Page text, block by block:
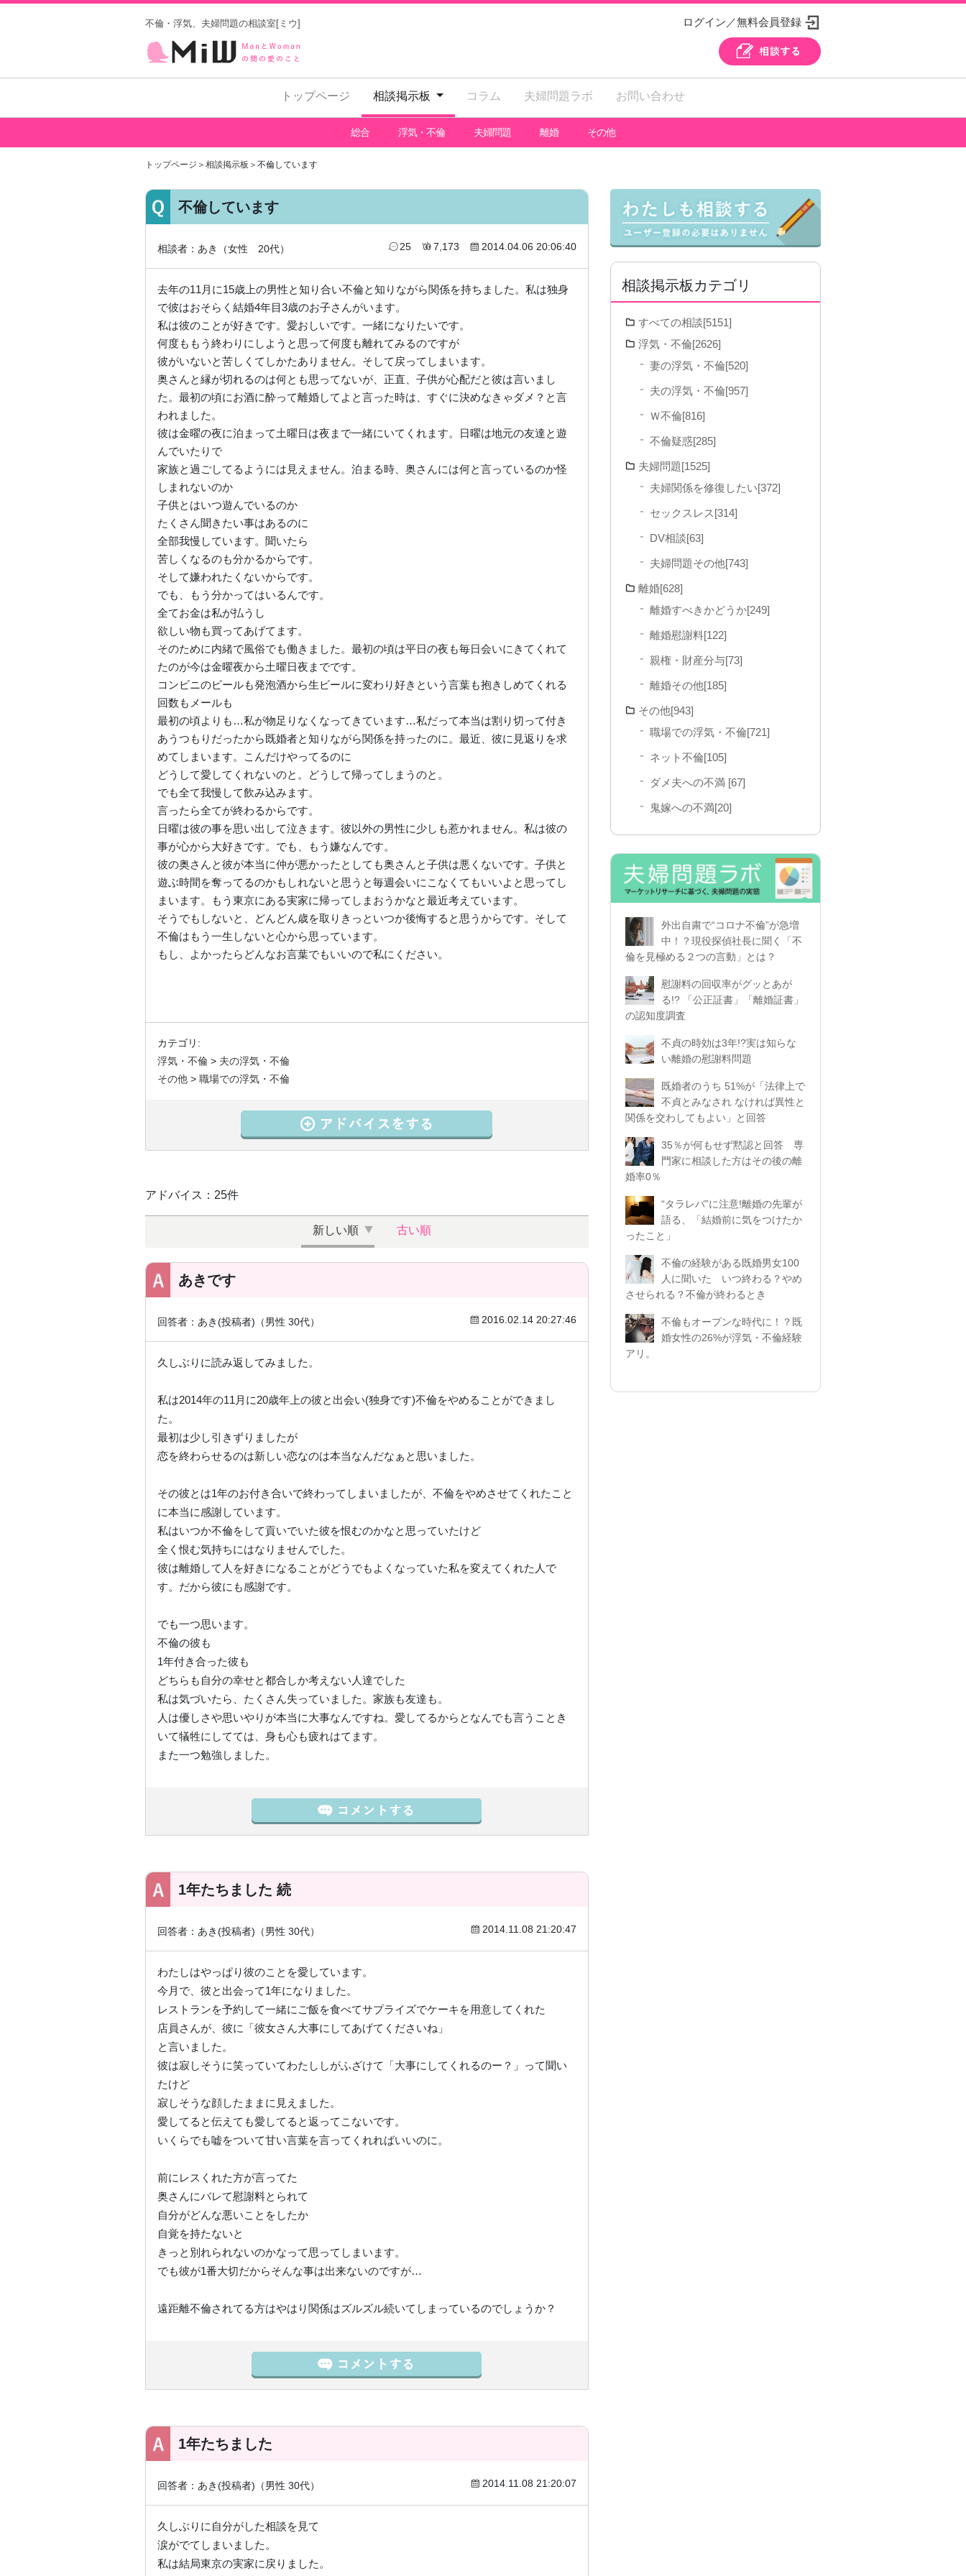
不倫・浮気、夫婦問題の相談室[ミウ] ログイン／無料会員登録
トップページ 相談掲示板 コラム 夫婦問題ラボ お問い合わせ
総合 浮気・不倫 夫婦問題 離婚 その他
トップページ ＞ 相談掲示板 ＞不倫しています
不倫しています
相談者：あき（女性 20代） 25 7,173 2014.04.06 20:06:40
去年の11月に15歳上の男性と知り合い不倫と知りながら関係を持ちました。私は独身
で彼はおそらく結婚4年目3歳のお子さんがいます。
私は彼のことが好きです。愛おしいです。一緒になりたいです。
何度ももう終わりにしようと思って何度も離れてみるのですが
彼がいないと苦しくてしかたありません。そして戻ってしまいます。
奥さんと縁が切れるのは何とも思ってないが、正直、子供が心配だと彼は言いまし
た。最初の頃にお酒に酔って離婚してよと言った時は、すぐに決めなきゃダメ？と言
われました。
彼は金曜の夜に泊まって土曜日は夜まで一緒にいてくれます。日曜は地元の友達と遊
んでいたりで
家族と過ごしてるようには見えません。泊まる時、奥さんには何と言っているのか怪
しまれないのか
子供とはいつ遊んでいるのか
たくさん聞きたい事はあるのに
全部我慢しています。聞いたら
苦しくなるのも分かるからです。
そして嫌われたくないからです。
でも、もう分かってはいるんです。
全てお金は私が払うし
欲しい物も買ってあげてます。
そのために内緒で風俗でも働きました。最初の頃は平日の夜も毎日会いにきてくれて
たのが今は金曜夜から土曜日夜までです。
コンビニのビールも発泡酒から生ビールに変わり好きという言葉も抱きしめてくれる
回数もメールも
最初の頃よりも…私が物足りなくなってきています…私だって本当は割り切って付き
あうつもりだったから既婚者と知りながら関係を持ったのに。最近、彼に見返りを求
めてしまいます。こんだけやってるのに
どうして愛してくれないのと。どうして帰ってしまうのと。
でも全て我慢して飲み込みます。
言ったら全てが終わるからです。
日曜は彼の事を思い出して泣きます。彼以外の男性に少しも惹かれません。私は彼の
事が心から大好きです。でも、もう嫌なんです。
彼の奥さんと彼が本当に仲が悪かったとしても奥さんと子供は悪くないです。子供と
遊ぶ時間を奪ってるのかもしれないと思うと毎週会いにこなくてもいいよと思ってし
まいます。もう東京にある実家に帰ってしまおうかなと最近考えています。
そうでもしないと、どんどん歳を取りきっといつか後悔すると思うからです。そして
不倫はもう一生しないと心から思っています。
もし、よかったらどんなお言葉でもいいので私にください。
カテゴリ:
浮気・不倫 > 夫の浮気・不倫
その他 > 職場での浮気・不倫
アドバイス：25件
新しい順 古い順
あきです
回答者：あき(投稿者)（男性 30代） 2016.02.14 20:27:46
久しぶりに読み返してみました。
私は2014年の11月に20歳年上の彼と出会い(独身です)不倫をやめることができまし
た。
最初は少し引きずりましたが
恋を終わらせるのは新しい恋なのは本当なんだなぁと思いました。
その彼とは1年のお付き合いで終わってしまいましたが、不倫をやめさせてくれたこと
に本当に感謝しています。
私はいつか不倫をして貢いでいた彼を恨むのかなと思っていたけど
全く恨む気持ちにはなりませんでした。
彼は離婚して人を好きになることがどうでもよくなっていた私を変えてくれた人で
す。だから彼にも感謝です。
でも一つ思います。
不倫の彼も
1年付き合った彼も
どちらも自分の幸せと都合しか考えない人達でした
私は気づいたら、たくさん失っていました。家族も友達も。
人は優しさや思いやりが本当に大事なんですね。愛してるからとなんでも言うことき
いて犠牲にしてては、身も心も疲れはてます。
また一つ勉強しました。
1年たちました 続
回答者：あき(投稿者)（男性 30代） 2014.11.08 21:20:47
わたしはやっぱり彼のことを愛しています。
今月で、彼と出会って1年になりました。
レストランを予約して一緒にご飯を食べてサプライズでケーキを用意してくれた
店員さんが、彼に「彼女さん大事にしてあげてくださいね」
と言いました。
彼は寂しそうに笑っていてわたししがふざけて「大事にしてくれるのー？」って聞い
たけど
寂しそうな顔したままに見えました。
愛してると伝えても愛してると返ってこないです。
いくらでも嘘をついて甘い言葉を言ってくれればいいのに。
前にレスくれた方が言ってた
奥さんにバレて慰謝料とられて
自分がどんな悪いことをしたか
自覚を持たないと
きっと別れられないのかなって思ってしまいます。
でも彼が1番大切だからそんな事は出来ないのですが…
遠距離不倫されてる方はやはり関係はズルズル続いてしまっているのでしょうか？
1年たちました
回答者：あき(投稿者)（男性 30代） 2014.11.08 21:20:07
久しぶりに自分がした相談を見て
涙がでてしまいました。
私は結局東京の実家に戻りました。
相談掲示板カテゴリ
すべての相談[5151]
浮気・不倫[2626]
妻の浮気・不倫[520]
夫の浮気・不倫[957]
Ｗ不倫[816]
不倫疑惑[285]
夫婦問題[1525]
夫婦関係を修復したい[372]
セックスレス[314]
DV相談[63]
夫婦問題その他[743]
離婚[628]
離婚すべきかどうか[249]
離婚慰謝料[122]
親権・財産分与[73]
離婚その他[185]
その他[943]
職場での浮気・不倫[721]
ネット不倫[105]
ダメ夫への不満 [67]
鬼嫁への不満[20]
外出自粛で“コロナ不倫”が急増
中！？現役探偵社長に聞く「不
倫を見極める２つの言動」とは？
慰謝料の回収率がグッとあが
る!? 「公正証書」「離婚証書」
の認知度調査
不貞の時効は3年!?実は知らな
い離婚の慰謝料問題
既婚者のうち 51%が「法律上で
不貞とみなされ なければ異性と
関係を交わしてもよい」と回答
35％が何もせず黙認と回答 専
門家に相談した方はその後の離
婚率0％
“タラレバ”に注意!離婚の先輩が
語る、「結婚前に気をつけたか
ったこと」
不倫の経験がある既婚男女100
人に聞いた いつ終わる？やめ
させられる？不倫が終わるとき
不倫もオープンな時代に！？既
婚女性の26%が浮気・不倫経験
アリ。